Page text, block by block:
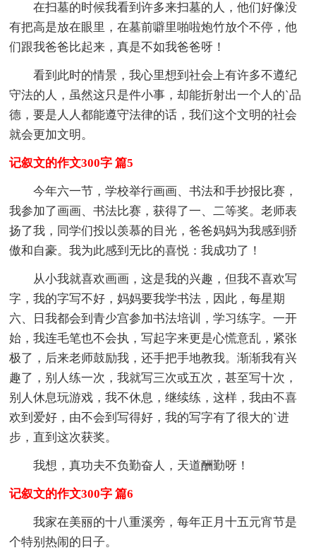
在扫墓的时候我看到许多来扫墓的人，他们好像没
有把高是放在眼里，在墓前噼里啪啦炮竹放个不停，他
们跟我爸爸比起来，真是不如我爸爸呀！
看到此时的情景，我心里想到社会上有许多不遵纪
守法的人，虽然这只是件小事，却能折射出一个人的`品
德，要是人人都能遵守法律的话，我们这个文明的社会
就会更加文明。
记叙文的作文300字 篇5
今年六一节，学校举行画画、书法和手抄报比赛，
我参加了画画、书法比赛，获得了一、二等奖。老师表
扬了我，同学们投以羡慕的目光，爸爸妈妈为我感到骄
傲和自豪。我为此感到无比的喜悦：我成功了！
从小我就喜欢画画，这是我的兴趣，但我不喜欢写
字，我的字写不好，妈妈要我学书法，因此，每星期
六、日我都会到青少宫参加书法培训，学习练字。一开
始，我连毛笔也不会执，写起字来更是心慌意乱，紧张
极了，后来老师鼓励我，还手把手地教我。渐渐我有兴
趣了，别人练一次，我就写三次或五次，甚至写十次，
别人休息玩游戏，我不休息，继续练，这样，我由不喜
欢到爱好，由不会到写得好，我的写字有了很大的`进
步，直到这次获奖。
我想，真功夫不负勤奋人，天道酬勤呀！
记叙文的作文300字 篇6
我家在美丽的十八重溪旁，每年正月十五元宵节是
个特别热闹的日子。